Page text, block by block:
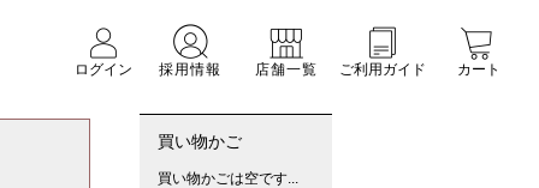
ログイン
採用情報 店舗一覧 ご利用ガイド カート
買い物かご
買い物かごは空です...